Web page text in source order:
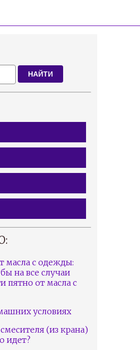
НАЙТИ
масла с одежды:
на все случаи
пятно от масла с
условиях
(из крана)
идет?